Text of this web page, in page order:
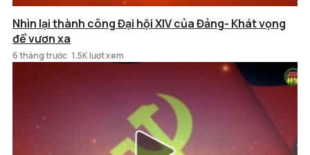
Nhìn lại thành công Đại hội XIV của Đảng- Khát vọng
để vươn xa
6 tháng trước 1.5K lượt xem